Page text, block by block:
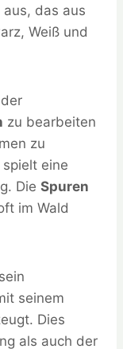
das aus
Weiß und
zu bearbeiten
zu
eine
Die Spuren
im Wald
seinem
Dies
als auch der